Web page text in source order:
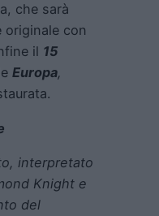
che sarà
originale con
il 15
Europa,
interpretato
Knight e
del